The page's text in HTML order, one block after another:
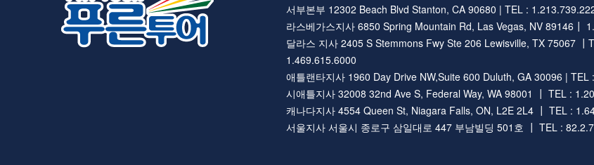
서부본부 12302 Beach Blvd Stanton, CA 90680 | TEL :
라스베가스지사 6850 Spring Mountain Rd, Las Vegas, NV 89146┃
달라스 지사 2405 S Stemmons Fwy Ste 206 Lewisville, TX 75067
1.469.615.6000
애틀랜타지사 1960 Day Drive NW,Suite 600 Duluth, GA 30096 | TEL
시애틀지사 32008 32nd Ave S, Federal Way, WA 98001 ┃ TEL :
캐나다지사 4554 Queen St, Niagara Falls, ON, L2E 2L4 ┃ TEL :
서울지사 서울시 종로구 삼일대로 447 부남빌딩 501호 ┃ TEL :